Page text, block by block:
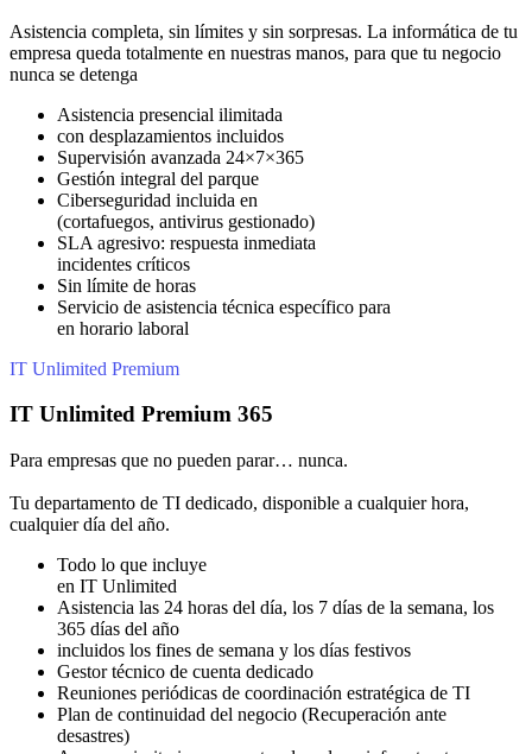
Asistencia completa, sin límites y sin sorpresas. La informática de tu
empresa queda totalmente en nuestras manos, para que tu negocio
nunca se detenga
Asistencia presencial ilimitada
con desplazamientos incluidos
Supervisión avanzada 24×7×365
Gestión integral del parque
Ciberseguridad incluida en
(cortafuegos, antivirus gestionado)
SLA agresivo: respuesta inmediata
incidentes críticos
Sin límite de horas
Servicio de asistencia técnica específico para
en horario laboral
IT Unlimited Premium
IT Unlimited Premium 365
Para empresas que no pueden parar… nunca.
Tu departamento de TI dedicado, disponible a cualquier hora,
cualquier día del año.
Todo lo que incluye
en IT Unlimited
Asistencia las 24 horas del día, los 7 días de la semana, los
365 días del año
incluidos los fines de semana y los días festivos
Gestor técnico de cuenta dedicado
Reuniones periódicas de coordinación estratégica de TI
Plan de continuidad del negocio (Recuperación ante
desastres)